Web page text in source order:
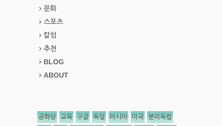
문화
스포츠
칼럼
추천
BLOG
ABOUT
공화당 교육 구글 독일 러시아 미국 분리독립